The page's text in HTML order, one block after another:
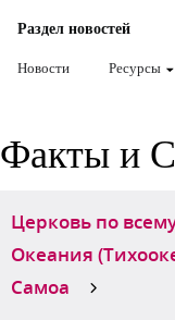
Раздел новостей
Новости Ресурсы
Факты и
Церковь по
Океания
Самоа